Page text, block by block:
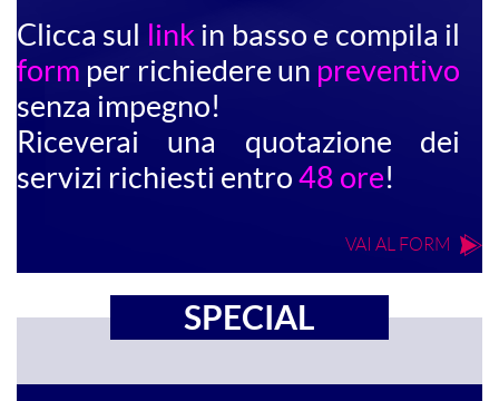
Clicca sul link in basso e compila il
form per richiedere un preventivo
senza impegno!
Riceverai una quotazione dei
servizi richiesti entro 48 ore!
VAI AL FORM
SPECIAL